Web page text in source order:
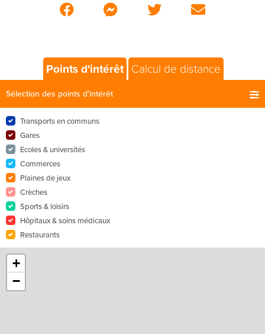
Points d'intérêt Calcul de distance
Sélection des points d'intérêt
Transports en communs
Gares
Ecoles & universités
Commerces
Plaines de jeux
Crèches
Sports & loisirs
Hôpitaux & soins médicaux
Restaurants
+
−